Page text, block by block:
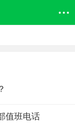
值班电话